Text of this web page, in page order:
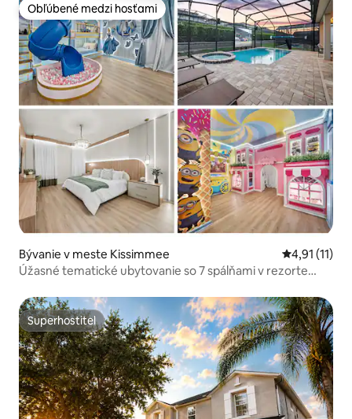
Obľúbené medzi hosťami
Obľúbené medzi hosťami
Bývanie v meste Kissimmee Priemerné
4,91 (11)
Úžasné tematické ubytovanie so 7 spálňami v rezorte
Superhostiteľ
Superhostiteľ